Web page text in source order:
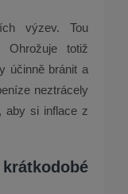
výzev. Tou
Ohrožuje totiž
účinně bránit a
neztrácely
aby si inflace z